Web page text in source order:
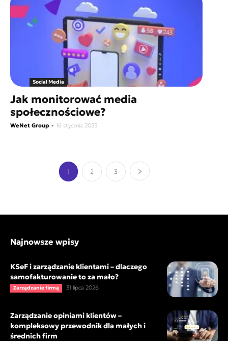
Social Media
Jak monitorować media
społecznościowe?
WeNet Group - 16 stycznia 2025
1 2 3
Najnowsze wpisy
KSeF i zarządzanie klientami – dlaczego
samofakturowanie to za mało?
Zarządzanie firmą 31 lipca 2026
Zarządzanie opiniami klientów –
kompleksowy przewodnik dla małych i
średnich firm